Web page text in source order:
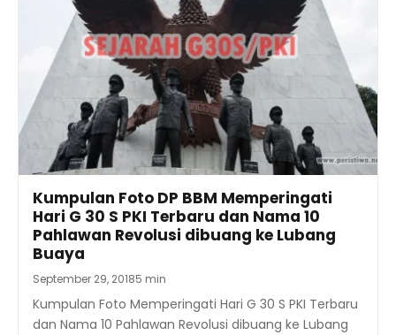
Kumpulan Foto DP BBM Memperingati
Hari G 30 S PKI Terbaru dan Nama 10
Pahlawan Revolusi dibuang ke Lubang
Buaya
September 29, 20185 min
Kumpulan Foto Memperingati Hari G 30 S PKI Terbaru
dan Nama 10 Pahlawan Revolusi dibuang ke Lubang